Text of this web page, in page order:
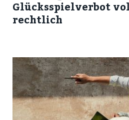
Glücksspielverbot
rechtlich